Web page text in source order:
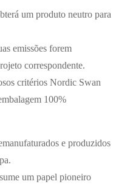
um produto neutro para
emissões forem
correspondente.
critérios Nordic Swan
100%
e produzidos
um papel pioneiro